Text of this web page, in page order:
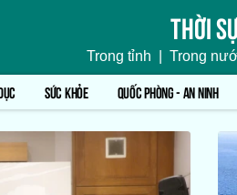
Thời
Trong tỉnh Trong
SỨC KHỎE QUỐC PHÒNG - AN NINH